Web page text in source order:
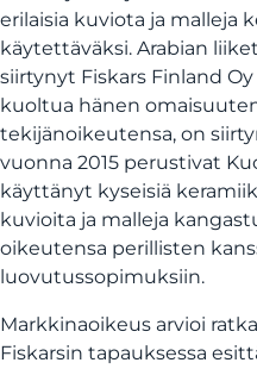
erilaisia kuviota ja malleja
käytettäväksi. Arabian
siirtynyt Fiskars Finland Oy
kuoltua hänen
tekijänoikeutensa, on
vuonna 2015 perustivat
käyttänyt kyseisiä
kuvioita ja malleja
oikeutensa perillisten
luovutussopimuksiin.
Markkinaoikeus arvioi
Fiskarsin tapauksessa